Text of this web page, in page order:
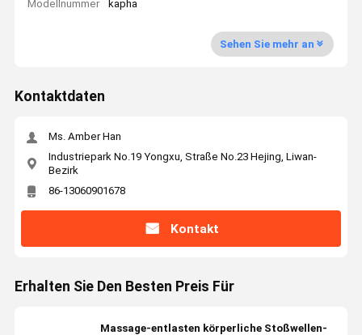
Modellnummer kapha
Sehen Sie mehr an
Kontaktdaten
Ms. Amber Han
Industriepark No.19 Yongxu, Straße No.23 Hejing, Liwan-
Bezirk
86-13060901678
Kontakt
Erhalten Sie Den Besten Preis Für
Massage-entlasten körperliche Stoßwellen-